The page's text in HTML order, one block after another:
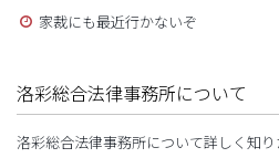
家裁にも最近行かないぞ
洛彩総合法律事務所について
洛彩総合法律事務所について詳しく知